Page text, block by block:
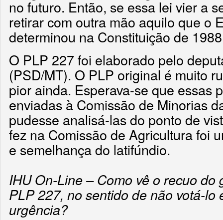
no futuro. Então, se essa lei vier a
retirar com outra mão aquilo que o
determinou na Constituição de
O PLP 227 foi elaborado pelo
(PSD/MT). O PLP original é muito
pior ainda. Esperava-se que essas
enviadas à Comissão de Minorias
pudesse analisá-las do ponto de
fez na Comissão de Agricultura foi
e semelhança do latifúndio.
IHU On-Line – Como vê o recuo do
PLP 227, no sentido de não votá-lo
urgência?